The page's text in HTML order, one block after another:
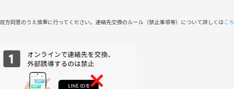
方同意のうえ慎重に行ってください。連絡先交換のルール（禁止事項等）について詳しくはこち